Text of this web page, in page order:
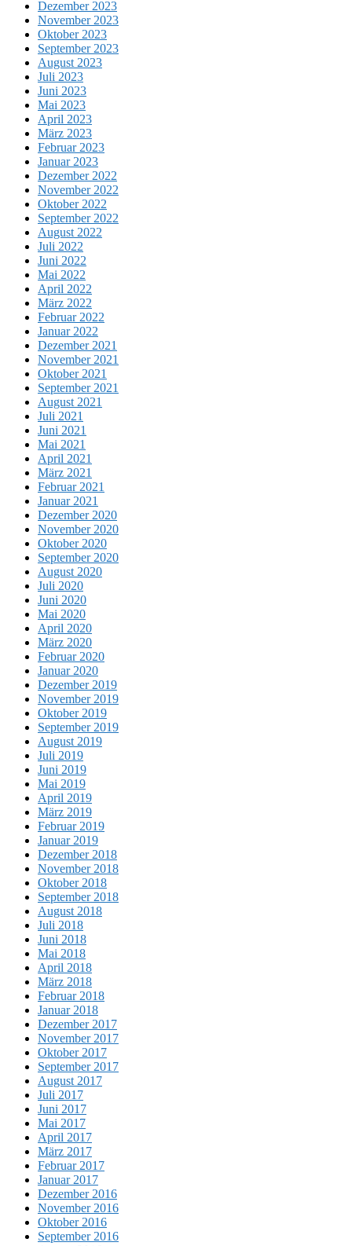
Dezember 2023
November 2023
Oktober 2023
September 2023
August 2023
Juli 2023
Juni 2023
Mai 2023
April 2023
März 2023
Februar 2023
Januar 2023
Dezember 2022
November 2022
Oktober 2022
September 2022
August 2022
Juli 2022
Juni 2022
Mai 2022
April 2022
März 2022
Februar 2022
Januar 2022
Dezember 2021
November 2021
Oktober 2021
September 2021
August 2021
Juli 2021
Juni 2021
Mai 2021
April 2021
März 2021
Februar 2021
Januar 2021
Dezember 2020
November 2020
Oktober 2020
September 2020
August 2020
Juli 2020
Juni 2020
Mai 2020
April 2020
März 2020
Februar 2020
Januar 2020
Dezember 2019
November 2019
Oktober 2019
September 2019
August 2019
Juli 2019
Juni 2019
Mai 2019
April 2019
März 2019
Februar 2019
Januar 2019
Dezember 2018
November 2018
Oktober 2018
September 2018
August 2018
Juli 2018
Juni 2018
Mai 2018
April 2018
März 2018
Februar 2018
Januar 2018
Dezember 2017
November 2017
Oktober 2017
September 2017
August 2017
Juli 2017
Juni 2017
Mai 2017
April 2017
März 2017
Februar 2017
Januar 2017
Dezember 2016
November 2016
Oktober 2016
September 2016